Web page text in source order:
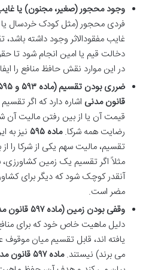
وجود محجور (صغیر، مجنون) یا غایب
فردی محجور (مثل کودک خردسال یا
غایب مفقودالاثر وجود داشته باشد،
دخالت قیم یا امین انجام شود تا
در این موارد نقش حافظ منافع را
ضرری بودن تقسیم (ماده ۵۹۳ و ۵۹۵ قانون مدنی):
قانون مدنی اشاره دارد که اگر
قیمت آن یا از بین رفتن مالیت آن
رضایت همه شرکا.ماده ۵۹۵
نیز به
تقسیم، مالیت سهم یکی از شرکا را
مثلاً اگر تقسیم یک زمین
آنقدر کوچک شود که دیگر برای
مضر است.
وقفی بودن زمین (ماده ۵۹۷ قانون مدنی):
دلیل ماهیت خاص خود که برای
یافته اند، قابل تقسیم میان
می برند) نیستند.ماده ۵۹۷ قانون مدنی